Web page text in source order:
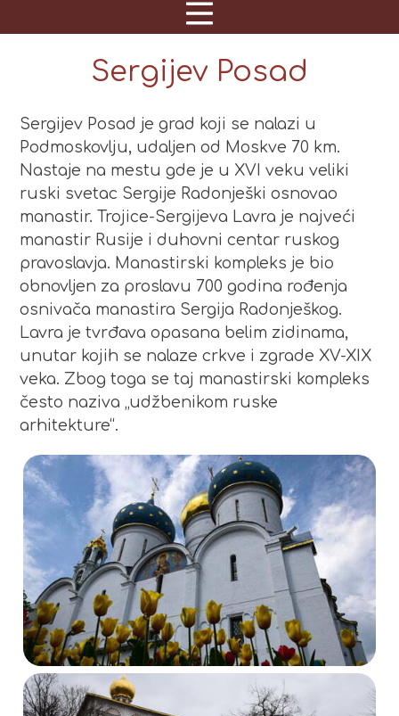
Sergijev Posad
Sergijev Posad je grad koji se nalazi u
Podmoskovlju, udaljen od Moskve 70 km.
Nastaje na mestu gde je u XVI veku veliki
ruski svetac Sergije Radonješki osnovao
manastir. Trojice-Sergijeva Lavra je najveći
manastir Rusije i duhovni centar ruskog
pravoslavja. Manastirski kompleks je bio
obnovljen za proslavu 700 godina rođenja
osnivača manastira Sergija Radonješkog.
Lavra je tvrđava opasana belim zidinama,
unutar kojih se nalaze crkve i zgrade XV-XIX
veka. Zbog toga se taj manastirski kompleks
često naziva „udžbenikom ruske
arhitekture“.